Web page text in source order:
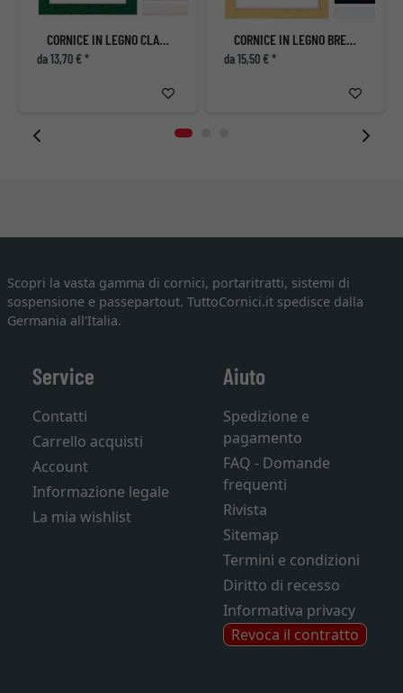
CORNICE IN LEGNO CLAPHAM SOUTH
da 13,70 € *
CORNICE IN LEGNO BRENT CROSS
da 15,50 € *
Scopri la vasta gamma di cornici, portaritratti, sistemi di
sospensione e passepartout. TuttoCornici.it spedisce dalla
Germania all'Italia.
Service
Contatti
Carrello acquisti
Account
Informazione legale
La mia wishlist
Aiuto
Spedizione e
pagamento
FAQ - Domande
frequenti
Rivista
Sitemap
Termini e condizioni
Diritto di recesso
Informativa privacy
Revoca il contratto